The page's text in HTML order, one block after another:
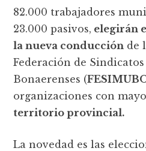
82.000 trabajadores
23.000 pasivos, elegirán
la nueva conducción de
Federación de
Bonaerenses (
organizaciones con
territorio provincial.
La novedad es las